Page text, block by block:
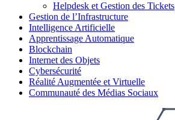
Helpdesk et Gestion des Tickets
Gestion de l’Infrastructure
Intelligence Artificielle
Apprentissage Automatique
Blockchain
Internet des Objets
Cybersécurité
Réalité Augmentée et Virtuelle
Communauté des Médias Sociaux